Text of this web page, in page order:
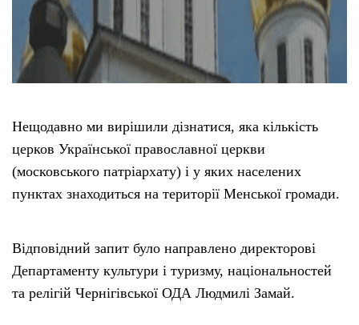
Нещодавно ми вирішили дізнатися, яка кількість
церков Української православної церкви
(московського патріархату) і у яких населених
пунктах знаходиться на території Менської громади.
Відповідний запит було направлено директорові
Департаменту культури і туризму, національностей
та релігій Чернігівської ОДА Людмилі Замай.